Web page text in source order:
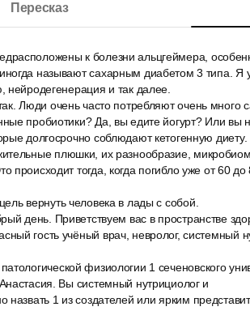
Пересказ
к болезни альцгеймера,
называют сахарным диабетом 3 типа. Я
и так далее.
Люди очень часто потребляют очень много
пробиотики? Да, вы едите йогурт? Или
долгосрочно соблюдают кетогенную диету.
плюшки, их разнообразие,
происходит тогда, когда погибло уже от 60
вернуть человека в лады с собой.
день. Приветствуем вас в пространстве
гость учёный врач, невролог, системный
физиологии 1 сеченовского
Вы системный нутрициолог и
назвать 1 из создателей или ярким